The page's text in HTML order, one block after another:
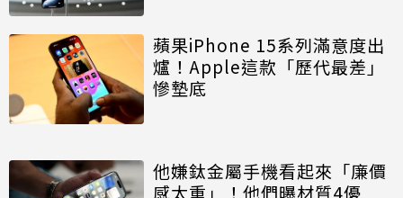
蘋果iPhone 15系列滿意度出
爐！Apple這款「歷代最差」
慘墊底
他嫌鈦金屬手機看起來「廉價
感太重」！他們曝材質4優